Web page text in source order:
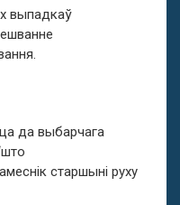
выпадкаў
да выбарчага
старшыні руху